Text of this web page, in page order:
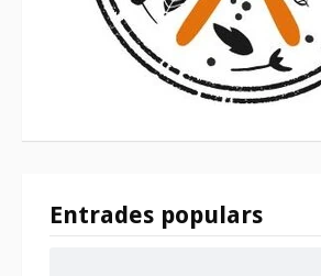
Entrades populars